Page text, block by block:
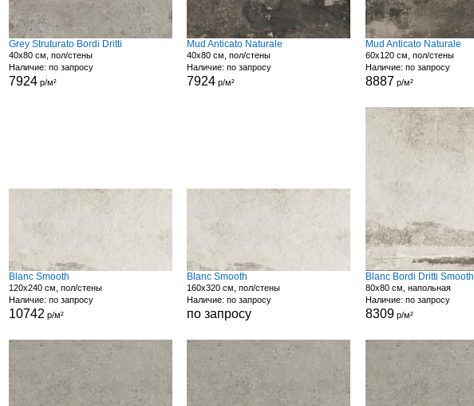
Grey Struturato Bordi Dritti
40x80 см, пол/стены
Наличие: по запросу
7924р/м²
Mud Anticato Naturale
40x80 см, пол/стены
Наличие: по запросу
7924 р/м²
Mud Anticato Naturale
60x120 см, пол/стены
Наличие: по запросу
8887 р/м²
Blanc Smooth
120x240 см, пол/стены
Наличие: по запросу
10742 р/м²
Blanc Smooth
160x320 см, пол/стены
Наличие: по запросу
по запросу
Blanc Bordi Dritti Smooth
80x80 см, напольная
Наличие: по запросу
8309р/м²